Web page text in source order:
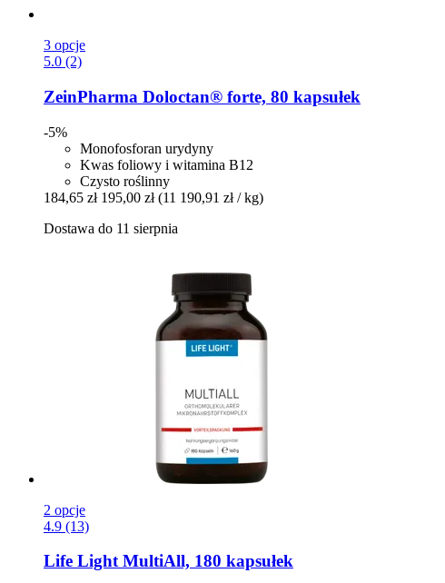
3 opcje
5.0 (2)
ZeinPharma Doloctan® forte, 80 kapsułek
-5%
Monofosforan urydyny
Kwas foliowy i witamina B12
Czysto roślinny
184,65 zł 195,00 zł (11 190,91 zł / kg)
Dostawa do 11 sierpnia
2 opcje
4.9 (13)
Life LightMultiAll, 180 kapsułek